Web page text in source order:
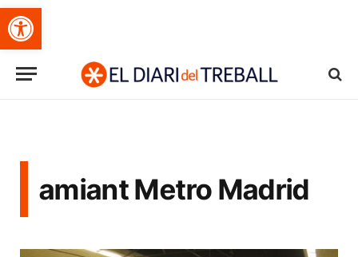
Obre la barra d'eines
amiant Metro Madrid